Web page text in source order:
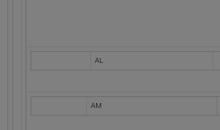
AL
AM